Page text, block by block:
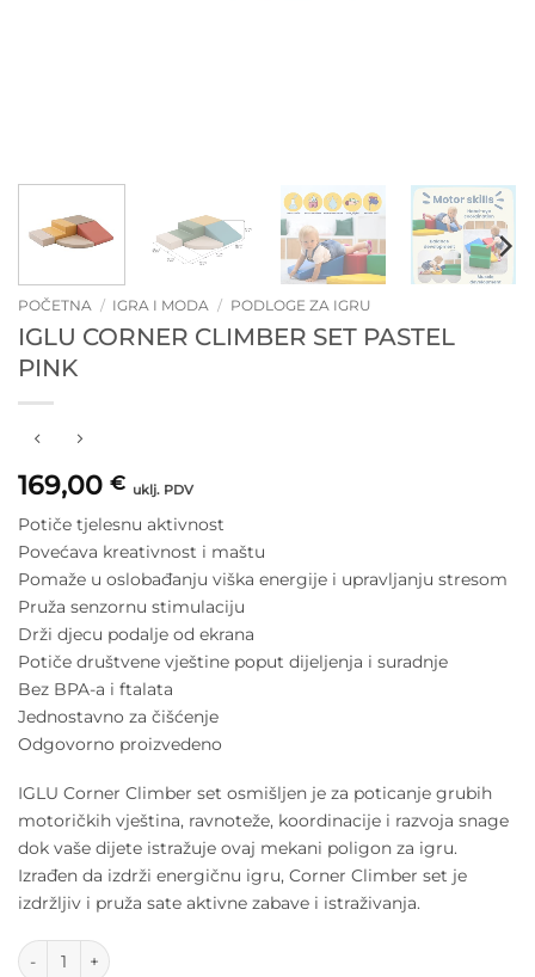
POČETNA / IGRA I MODA / PODLOGE ZA IGRU
IGLU CORNER CLIMBER SET PASTEL
PINK
169,00 € uklj. PDV
Potiče tjelesnu aktivnost
Povećava kreativnost i maštu
Pomaže u oslobađanju viška energije i upravljanju stresom
Pruža senzornu stimulaciju
Drži djecu podalje od ekrana
Potiče društvene vještine poput dijeljenja i suradnje
Bez BPA-a i ftalata
Jednostavno za čišćenje
Odgovorno proizvedeno
IGLU Corner Climber set osmišljen je za poticanje grubih
motoričkih vještina, ravnoteže, koordinacije i razvoja snage
dok vaše dijete istražuje ovaj mekani poligon za igru.
Izrađen da izdrži energičnu igru, Corner Climber set je
izdržljiv i pruža sate aktivne zabave i istraživanja.
IGLU Corner Climber set Pastel Pink količina